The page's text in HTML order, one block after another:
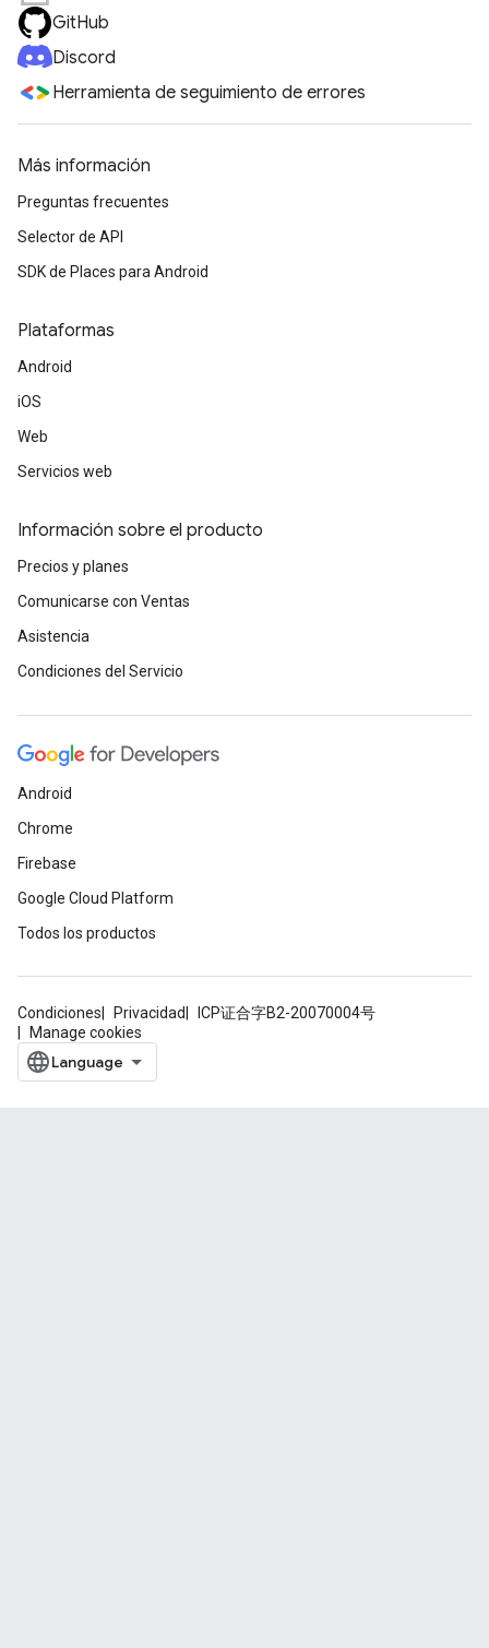
GitHub
Discord
Herramienta de seguimiento de errores
Más información
Preguntas frecuentes
Selector de API
SDK de Places para Android
Plataformas
Android
iOS
Web
Servicios web
Información sobre el producto
Precios y planes
Comunicarse con Ventas
Asistencia
Condiciones del Servicio
Android
Chrome
Firebase
Google Cloud Platform
Todos los productos
Condiciones Privacidad
ICP证合字B2-20070004号
Manage cookies